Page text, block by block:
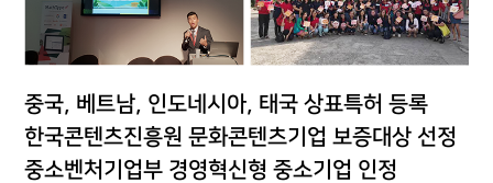
중국, 베트남, 인도네시아, 태국 상표특허 등록
한국콘텐츠진흥원 문화콘텐츠기업 보증대상 선정
중소벤처기업부 경영혁신형 중소기업 인정